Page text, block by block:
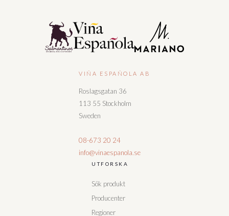
VIÑA ESPAÑOLA AB
Roslagsgatan 36
113 55 Stockholm
Sweden
08-673 20 24
info@vinaespanola.se
UTFORSKA
Sök produkt
Producenter
Regioner